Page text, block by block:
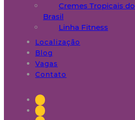
Cremes Tropicais do
Brasil
Linha Fitness
Localização
Blog
Vagas
Contato